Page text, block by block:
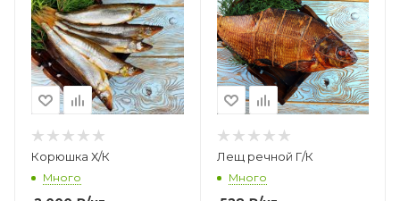
Корюшка Х/К
Много
Лещ речной Г/К
Много